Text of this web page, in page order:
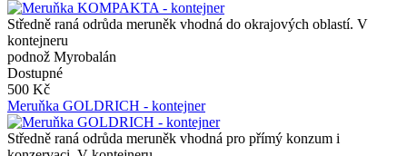
Středně raná odrůda meruněk vhodná do okrajových oblastí. V
kontejneru
podnož Myrobalán
Dostupné
500 Kč
Meruňka GOLDRICH - kontejner
Středně raná odrůda meruněk vhodná pro přímý konzum i